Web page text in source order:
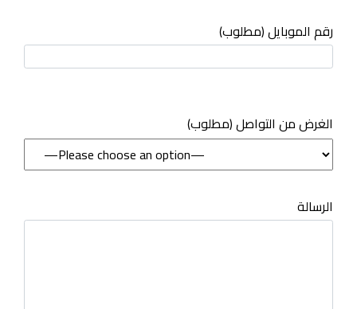
رقم الموبايل (مطلوب)
(مطلوب) الغرض من التواصل
الرسالة